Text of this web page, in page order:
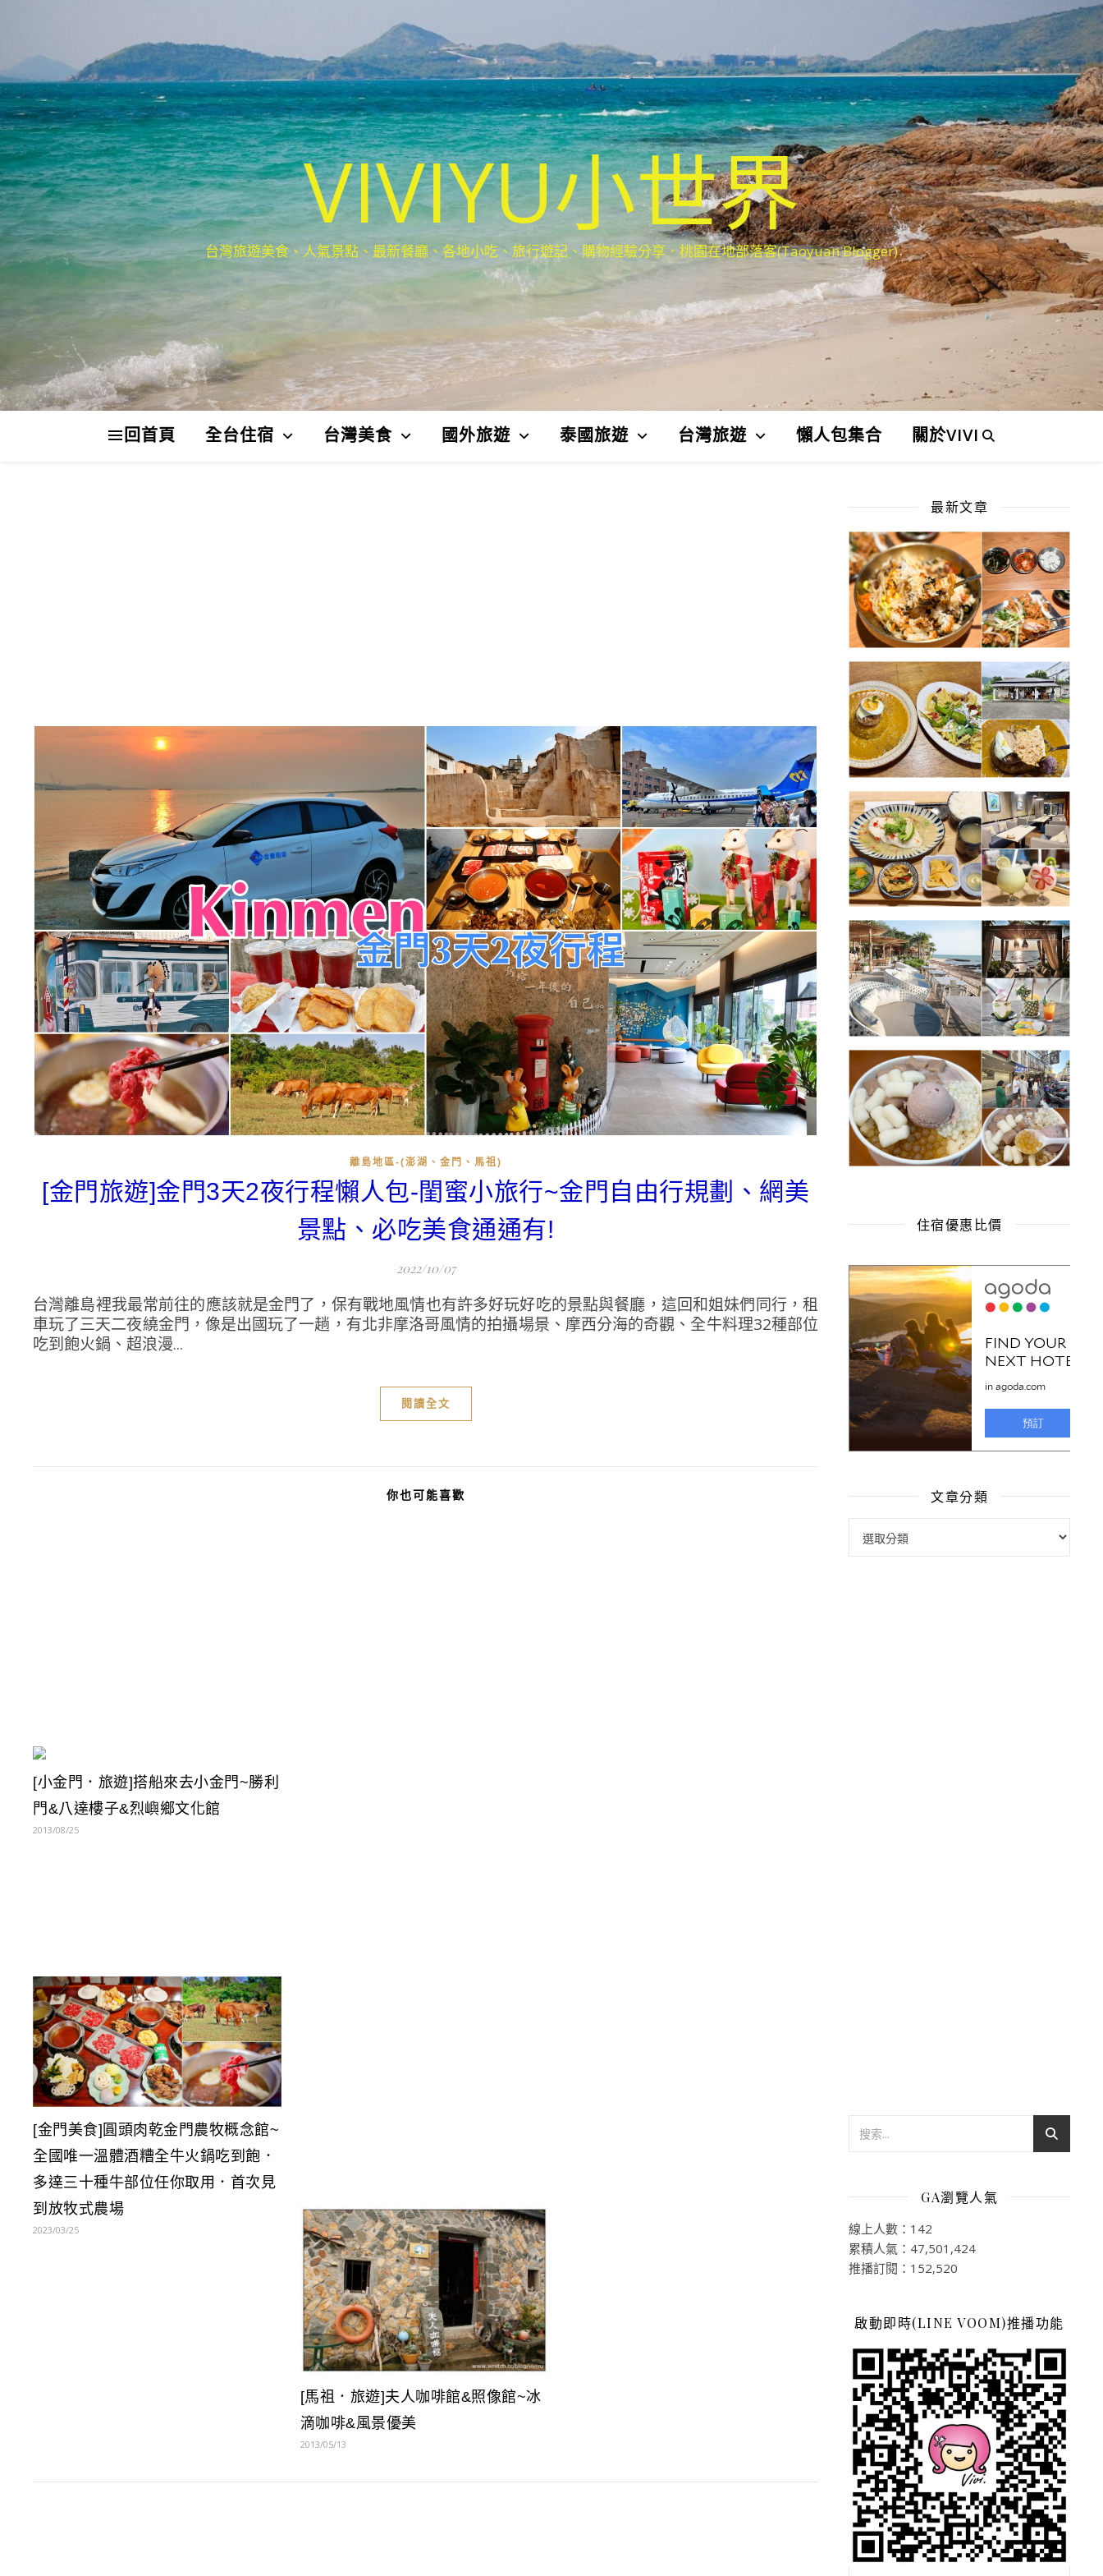
VIVIYU小世界
台灣旅遊美食、人氣景點、最新餐廳、各地小吃、旅行遊記、購物經驗分享．桃園在地部落客(Taoyuan Blogger)
回首頁 全台住宿 台灣美食 國外旅遊 泰國旅遊 台灣旅遊 懶人包集合 關於VIVI
離島地區-(澎湖、金門、馬祖)
[金門旅遊]金門3天2夜行程懶人包-閨蜜小旅行~金門自由行規劃、網美
景點、必吃美食通通有!
2022/10/07
台灣離島裡我最常前往的應該就是金門了，保有戰地風情也有許多好玩好吃的景點與餐廳，這回和姐妹們同行，租
車玩了三天二夜繞金門，像是出國玩了一趟，有北非摩洛哥風情的拍攝場景、摩西分海的奇觀、全牛料理32種部位
吃到飽火鍋、超浪漫...
閱讀全文
你也可能喜歡
[小金門．旅遊]搭船來去小金門~勝利
門&八達樓子&烈嶼鄉文化館
2013/08/25
[金門美食]圓頭肉乾金門農牧概念館~
全國唯一溫體酒糟全牛火鍋吃到飽．
多達三十種牛部位任你取用．首次見
到放牧式農場
2023/03/25
[馬祖．旅遊]夫人咖啡館&照像館~冰
滴咖啡&風景優美
2013/05/13
最新文章
住宿優惠比價
文章分類
GA瀏覽人氣
線上人數：142
累積人氣：47,501,424
推播訂閱：152,520
啟動即時(LINE VOOM)推播功能